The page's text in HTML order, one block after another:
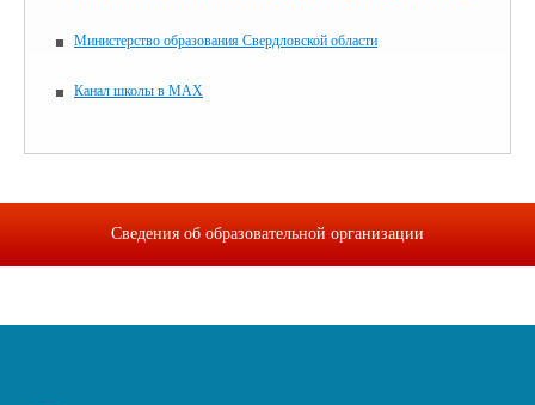
Министерство образования Свердловской области
Канал школы в MAX
Сведения об образовательной организации